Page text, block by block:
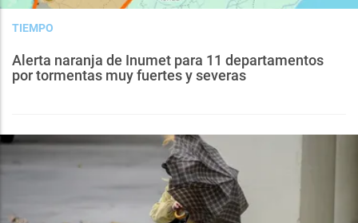
TIEMPO
Alerta naranja de Inumet para 11 departamentos
por tormentas muy fuertes y severas